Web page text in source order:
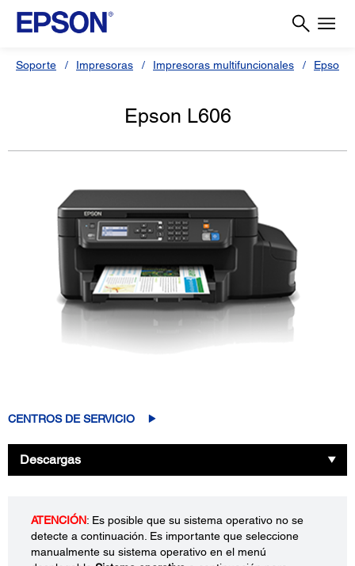
Soporte Impresoras Impresoras multifuncionales Epson L
Epson L606
CENTROS DE SERVICIO
Descargas
ATENCIÓN: Es posible que su sistema operativo no se
detecte a continuación. Es importante que seleccione
manualmente su sistema operativo en el menú